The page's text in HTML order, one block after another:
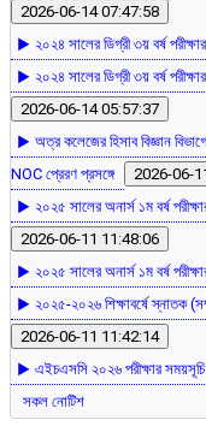
2026-06-14 07:47:58
▶ ২০২৪ সালের ডিগ্রী ৩য় বর্ষ
▶ ২০২৪ সালের ডিগ্রী ৩য় বর্ষ
2026-06-14 05:57:37
▶ অত্র কলেজের হিসাব বিজ্ঞান
NOC প্রেরণ প্রসঙ্গে
2026-06-
▶ ২০২৫ সালের অনার্স ১ম বর্ষ
2026-06-11 11:48:06
▶ ২০২৫ সালের অনার্স ১ম বর্ষ
▶ ২০২৫-২০২৬ শিক্ষাবর্ষে স্নাতক
2026-06-11 11:42:14
▶ এইচএসসি ২০২৬ পরীক্ষার সময়সূচি
সকল নোটিশ